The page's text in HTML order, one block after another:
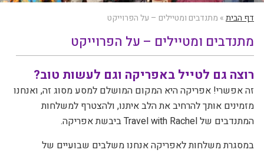
דף הבית» מתנדבים ומטיילים – על הפרוייקט
מתנדבים ומטיילים – על הפרוייקט
רוצה גם לטייל באפריקה וגם לעשות טוב?
זה אפשרי! אפריקה היא המקום המושלם למסע מסוג זה, ואנחנו
מזמינים אותך להרחיב את הלב איתנו, ולהצטרף למשלחות
המתנדבים של Travel with Rachel ביבשת אפריקה.
במסגרת משלחות לאפריקה אנחנו משלבים שבועיים של